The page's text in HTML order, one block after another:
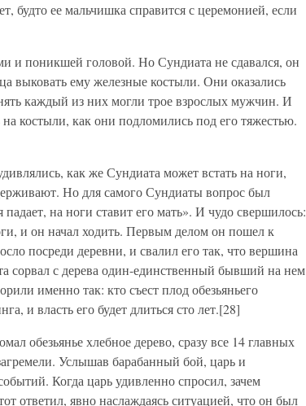
будто ее мальчишка справится с церемонией, если
и поникшей головой. Но Сундиата не сдавался, он
выковать ему железные костыли. Они оказались
каждый из них могли трое взрослых мужчин. И
костыли, как они подломились под его тяжестью.
как же Сундиата может встать на ноги,
Но для самого Сундиаты вопрос был
на ноги ставит его мать». И чудо свершилось:
и он начал ходить. Первым делом он пошел к
посреди деревни, и свалил его так, что вершина
сорвал с дерева один-единственный бывший на нем
именно так: кто съест плод обезьяньего
и власть его будет длиться сто лет.[28]
обезьянье хлебное дерево, сразу все 14 главных
Услышав барабанный бой, царь и
Когда царь удивленно спросил, зачем
ответил, явно наслаждаясь ситуацией, что он был